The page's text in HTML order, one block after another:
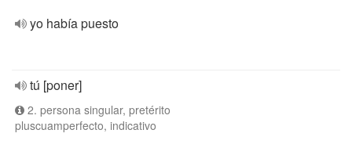
yo había puesto
tú [poner]
2. persona singular, pretérito
pluscuamperfecto, indicativo